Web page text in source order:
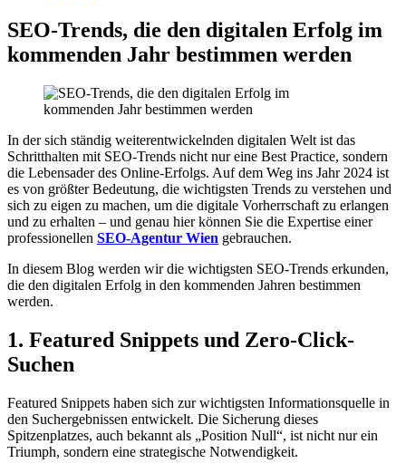
SEO-Trends, die den digitalen Erfolg im
kommenden Jahr bestimmen werden
In der sich ständig weiterentwickelnden digitalen Welt ist das
Schritthalten mit SEO-Trends nicht nur eine Best Practice, sondern
die Lebensader des Online-Erfolgs. Auf dem Weg ins Jahr 2024 ist
es von größter Bedeutung, die wichtigsten Trends zu verstehen und
sich zu eigen zu machen, um die digitale Vorherrschaft zu erlangen
und zu erhalten – und genau hier können Sie die Expertise einer
professionellen SEO-Agentur Wien gebrauchen.
In diesem Blog werden wir die wichtigsten SEO-Trends erkunden,
die den digitalen Erfolg in den kommenden Jahren bestimmen
werden.
1. Featured Snippets und Zero-Click-
Suchen
Featured Snippets haben sich zur wichtigsten Informationsquelle in
den Suchergebnissen entwickelt. Die Sicherung dieses
Spitzenplatzes, auch bekannt als „Position Null“, ist nicht nur ein
Triumph, sondern eine strategische Notwendigkeit.